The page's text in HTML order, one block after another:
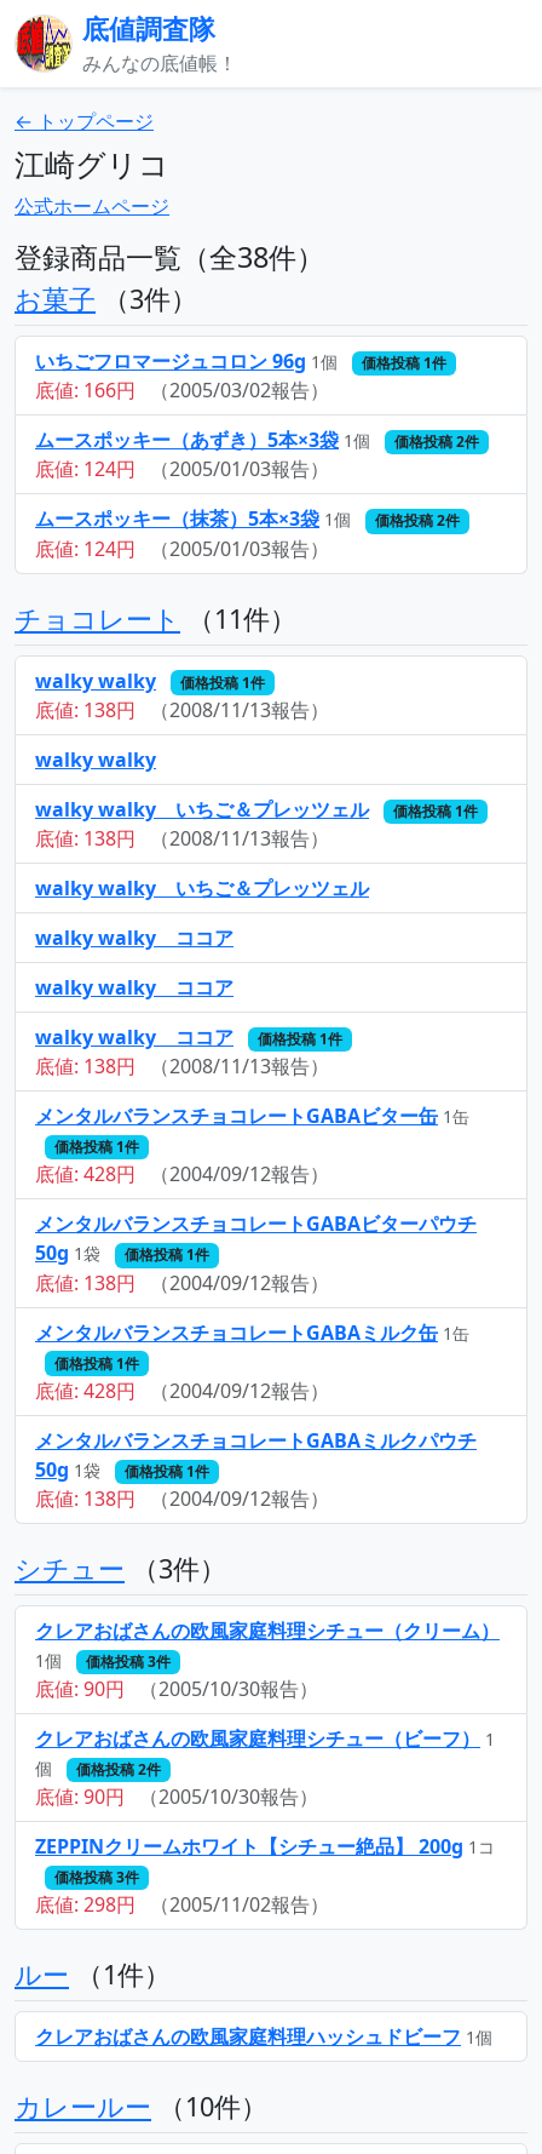
底値調査隊
みんなの底値帳！
← トップページ
江崎グリコ
公式ホームページ
登録商品一覧（全38件）
お菓子 （3件）
いちごフロマージュコロン 96g 1個 価格投稿 1件
底値: 166円
（2005/03/02報告）
ムースポッキー（あずき）5本×3袋 1個 価格投稿 2件
底値: 124円
（2005/01/03報告）
ムースポッキー（抹茶）5本×3袋 1個 価格投稿 2件
底値: 124円 （2005/01/03報告）
チョコレート （11件）
walky walky 価格投稿 1件
底値: 138円
（2008/11/13報告）
walky walky
walky walky いちご＆プレッツェル
価格投稿 1件
底値: 138円
（2008/11/13報告）
walky walky いちご＆プレッツェル
walky walky ココア
walky walky ココア
walky walky ココア
価格投稿 1件
底値: 138円
（2008/11/13報告）
メンタルバランスチョコレートGABAビター缶 1缶
価格投稿 1件
底値: 428円
（2004/09/12報告）
メンタルバランスチョコレートGABAビターパウチ
50g 1袋 価格投稿 1件
底値: 138円
（2004/09/12報告）
メンタルバランスチョコレートGABAミルク缶 1缶
価格投稿 1件
底値: 428円
（2004/09/12報告）
メンタルバランスチョコレートGABAミルクパウチ
50g 1袋 価格投稿 1件
底値: 138円 （2004/09/12報告）
シチュー （3件）
クレアおばさんの欧風家庭料理シチュー（クリーム）
1個 価格投稿 3件
底値: 90円
（2005/10/30報告）
クレアおばさんの欧風家庭料理シチュー（ビーフ）
1
個
価格投稿 2件
底値: 90円
（2005/10/30報告）
ZEPPINクリームホワイト【シチュー絶品】 200g 1コ
価格投稿 3件
底値: 298円 （2005/11/02報告）
ルー （1件）
クレアおばさんの欧風家庭料理ハッシュドビーフ 1個
カレールー （10件）